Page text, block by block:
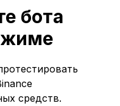
бота
средств.